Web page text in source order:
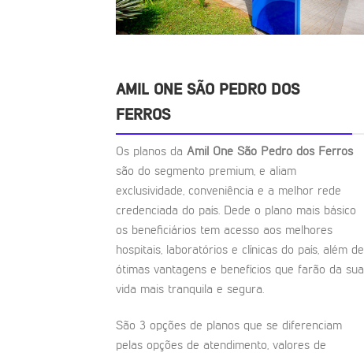
AMIL ONE SÃO PEDRO DOS
FERROS
Os planos da Amil One São Pedro dos Ferros
são do segmento premium, e aliam
exclusividade, conveniência e a melhor rede
credenciada do país. Dede o plano mais básico
os beneficiários tem acesso aos melhores
hospitais, laboratórios e clínicas do país, além de
ótimas vantagens e benefícios que farão da sua
vida mais tranquila e segura.
São 3 opções de planos que se diferenciam
pelas opções de atendimento, valores de